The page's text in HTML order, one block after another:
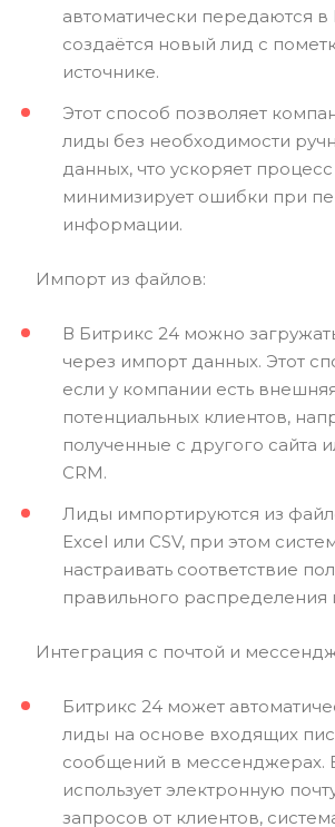
автоматически передаются в
создаётся новый лид с
источнике.
Этот способ позволяет
лиды без необходимости
данных, что ускоряет
минимизирует ошибки при
информации.
Импорт из файлов:
В Битрикс 24 можно
через импорт данных. Этот
если у компании есть
потенциальных клиентов,
полученные с другого сайта
CRM.
Лиды импортируются из
Excel или CSV, при этом
настраивать соответствие
правильного
Интеграция с почтой и
Битрикс 24 может
лиды на основе входящих
сообщений в мессенджерах.
использует электронную
запросов от клиентов,